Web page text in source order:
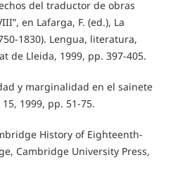
del traductor de obras
en Lafarga, F. (ed.), La
1830). Lengua, literatura,
de Lleida, 1999, pp. 397-405.
y marginalidad en el sainete
1999, pp. 51-75.
History of Eighteenth-
Cambridge University Press,